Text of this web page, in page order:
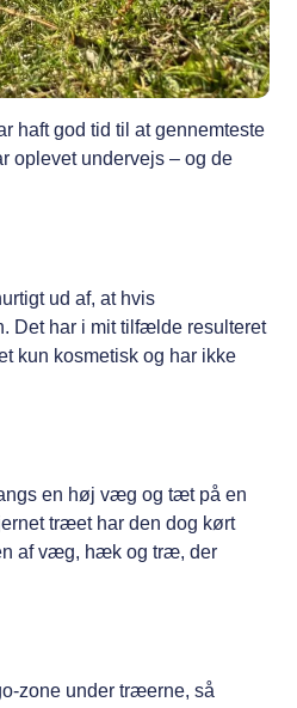
haft god tid til at gennemteste
oplevet undervejs – og de
ud af, at hvis
Det har i mit tilfælde resulteret
kun kosmetisk og har ikke
en høj væg og tæt på en
træet har den dog kørt
af væg, hæk og træ, der
zone under træerne, så